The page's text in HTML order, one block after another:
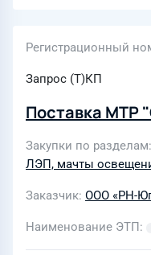
Регистрационный
Запрос (Т)КП
Поставка МТР
Закупки по разделам
ЛЭП, мачты
Заказчик ООО «РН-
Наименование ЭТП